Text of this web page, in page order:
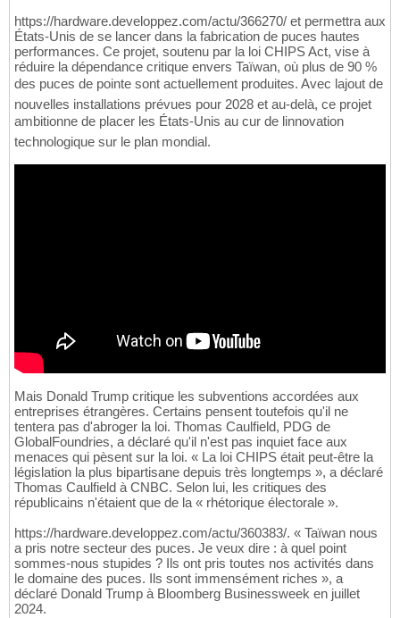
https://hardware.developpez.com/actu/366270/ et permettra aux
États-Unis de se lancer dans la fabrication de puces hautes
performances. Ce projet, soutenu par la loi CHIPS Act, vise à
réduire la dépendance critique envers Taïwan, où plus de 90 %
des puces de pointe sont actuellement produites. Avec lajout de
nouvelles installations prévues pour 2028 et au-delà, ce projet
ambitionne de placer les États-Unis au cur de linnovation
technologique sur le plan mondial.
Mais Donald Trump critique les subventions accordées aux
entreprises étrangères. Certains pensent toutefois qu'il ne
tentera pas d'abroger la loi. Thomas Caulfield, PDG de
GlobalFoundries, a déclaré qu'il n'est pas inquiet face aux
menaces qui pèsent sur la loi. « La loi CHIPS était peut-être la
législation la plus bipartisane depuis très longtemps », a déclaré
Thomas Caulfield à CNBC. Selon lui, les critiques des
républicains n'étaient que de la « rhétorique électorale ».
https://hardware.developpez.com/actu/360383/. « Taïwan nous
a pris notre secteur des puces. Je veux dire : à quel point
sommes-nous stupides ? Ils ont pris toutes nos activités dans
le domaine des puces. Ils sont immensément riches », a
déclaré Donald Trump à Bloomberg Businessweek en juillet
2024.